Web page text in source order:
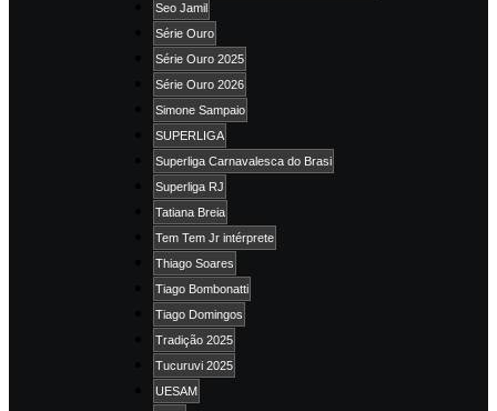
Seo Jamil
Série Ouro
Série Ouro 2025
Série Ouro 2026
Simone Sampaio
SUPERLIGA
Superliga Carnavalesca do Brasi
Superliga RJ
Tatiana Breia
Tem Tem Jr intérprete
Thiago Soares
Tiago Bombonatti
Tiago Domingos
Tradição 2025
Tucuruvi 2025
UESAM